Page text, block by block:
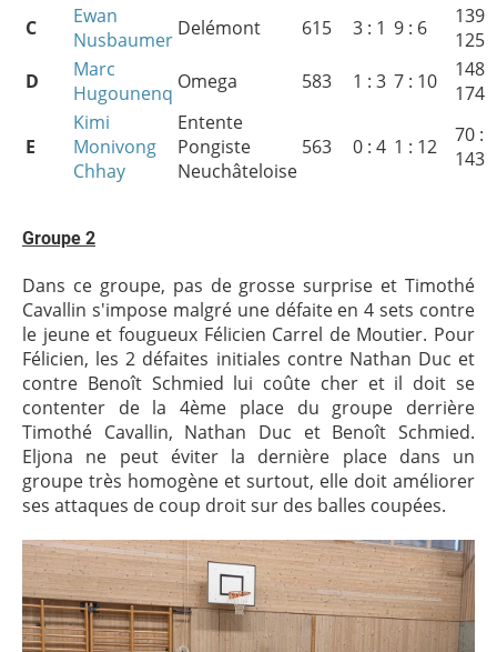
C
Ewan
Nusbaumer Delémont 615 3 : 1 9 : 6
139 :
125
D
Marc
Hugounenq Omega 583 1 : 3 7 : 10
148 :
174
E
Kimi
Monivong
Chhay
Entente
Pongiste
Neuchâteloise
563 0 : 4 1 : 12
70 :
143
Groupe 2
Dans ce groupe, pas de grosse surprise et Timothé
Cavallin s'impose malgré une défaite en 4 sets contre
le jeune et fougueux Félicien Carrel de Moutier. Pour
Félicien, les 2 défaites initiales contre Nathan Duc et
contre Benoît Schmied lui coûte cher et il doit se
contenter de la 4ème place du groupe derrière
Timothé Cavallin, Nathan Duc et Benoît Schmied.
Eljona ne peut éviter la dernière place dans un
groupe très homogène et surtout, elle doit améliorer
ses attaques de coup droit sur des balles coupées.